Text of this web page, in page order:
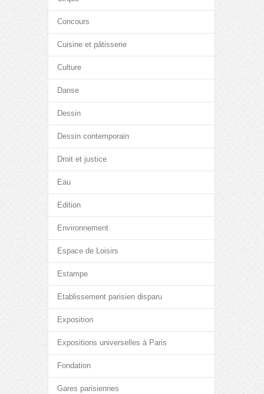
Concours
Cuisine et pâtisserie
Culture
Danse
Dessin
Dessin contemporain
Droit et justice
Eau
Edition
Environnement
Espace de Loisirs
Estampe
Etablissement parisien disparu
Exposition
Expositions universelles à Paris
Fondation
Gares parisiennes